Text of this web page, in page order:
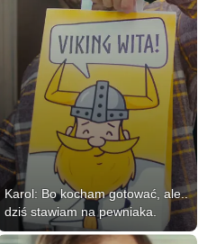
Karol: Bo kocham gotować, ale..
dziś stawiam na pewniaka.